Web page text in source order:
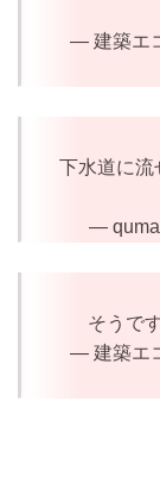
— 建築エ
下水道に流
—
そうで
— 建築エ